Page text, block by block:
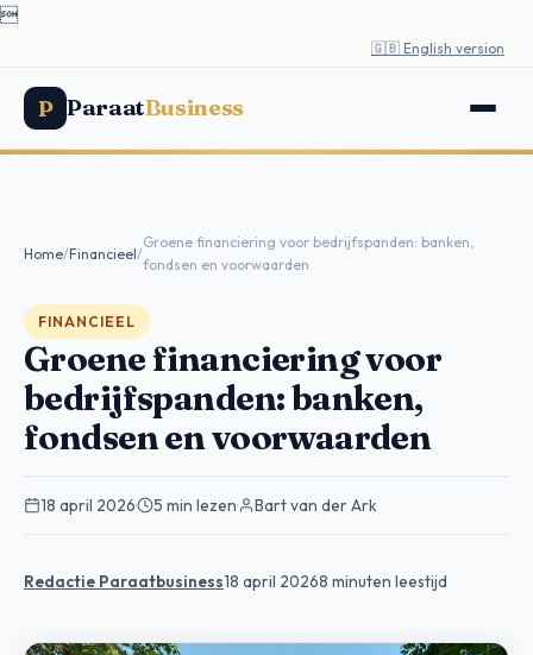

🇬🇧 English version
P ParaatBusiness
Home/Financieel/
Groene financiering voor bedrijfspanden: banken,
fondsen en voorwaarden
FINANCIEEL
Groene financiering voor
bedrijfspanden: banken,
fondsen en voorwaarden
18 april 2026· 5 min lezen· Bart van der Ark
Redactie Paraatbusiness18 april 20268 minuten leestijd